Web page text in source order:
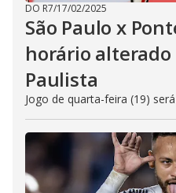
DO R7/17/02/2025
São Paulo x
horário
Paulista
Jogo de quarta-feira (19)